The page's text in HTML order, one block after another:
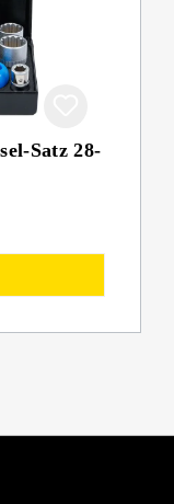
Satz 28-